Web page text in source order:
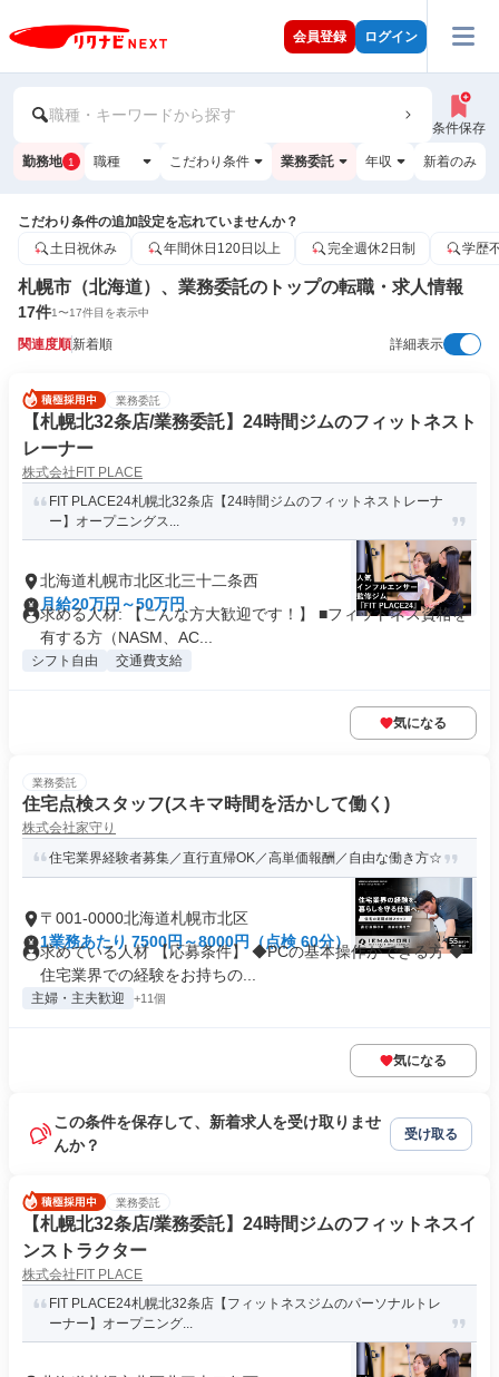
会員登録 ログイン
職種・キーワードから探す
条件保存
勤務地 1 職種 こだわり条件 業務委託 年収 新着のみ
こだわり条件の追加設定を忘れていませんか？
土日祝休み
年間休日120日以上 完全週休2日制 学歴
札幌市（北海道）、業務委託のトップの転職・求人情報
17件1〜17件目を表示中
関連度順新着順 詳細表示
業務委託
【札幌北32条店/業務委託】24時間ジムのフィットネスト
レーナー
株式会社FIT PLACE
FIT PLACE24札幌北32条店【24時間ジムのフィットネストレーナ
ー】オープニングス...
北海道札幌市北区北三十二条西
月給20万円～50万円
求める人材: 【こんな方大歓迎です！】 ■フィットネス資格を
有する方（NASM、AC...
シフト自由 交通費支給
気になる
業務委託
住宅点検スタッフ(スキマ時間を活かして働く)
株式会社家守り
住宅業界経験者募集／直行直帰OK／高単価報酬／自由な働き方☆
〒001-0000北海道札幌市北区
1業務あたり 7500円～8000円（点検 60分）
求めている人材 【応募条件】 ◆PCの基本操作ができる方 ◆
住宅業界での経験をお持ちの...
主婦・主夫歓迎 +11個
気になる
この条件を保存して、新着求人を受け取りませ
んか？
受け取る
業務委託
【札幌北32条店/業務委託】24時間ジムのフィットネスイ
ンストラクター
株式会社FIT PLACE
FIT PLACE24札幌北32条店【フィットネスジムのパーソナルトレ
ーナー】オープニング...